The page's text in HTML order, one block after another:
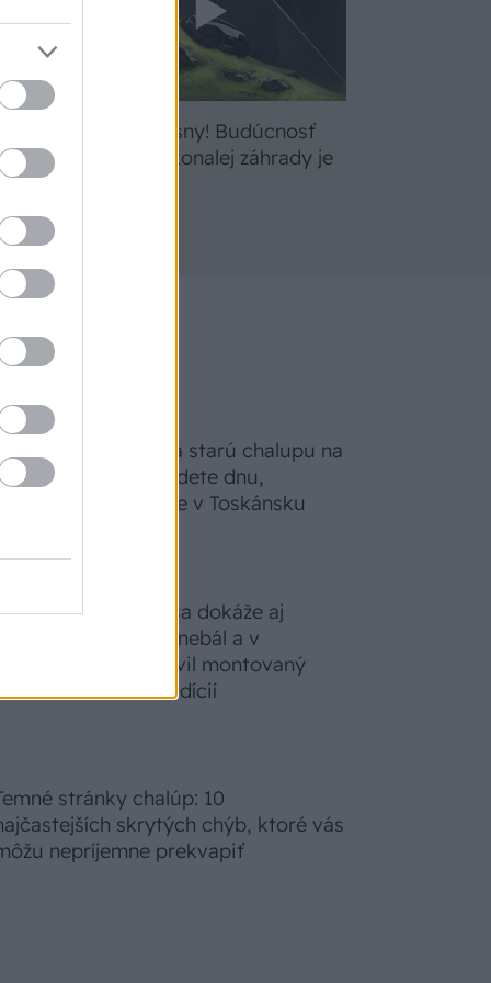
Žite svoje sny! Budúcnosť
údržby dokonalej záhrady je
Na Morave prerobila starú chalupu na
Keď vojdete dnu,
zabudnete, že nie ste v Toskánsku
motorovou pílou sa dokáže aj
podpísať. Slovák sa nebál a v
Čičmanoch si postavil montovaný
v duchu tradícií
stránky chalúp: 10
skrytých chýb, ktoré vás
nepríjemne prekvapiť